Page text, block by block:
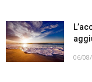
06/